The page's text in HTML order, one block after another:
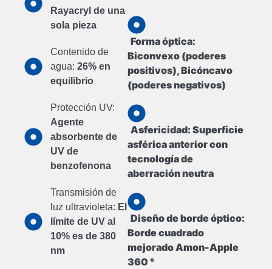
Rayacryl de una
sola pieza
Contenido de
agua: 26% en
equilibrio
Protección UV:
Agente
absorbente de
UV de
benzofenona
Transmisión de
luz ultravioleta: El
límite de UV al
10% es de 380
nm
Forma óptica:
Biconvexo (poderes
positivos), Bicóncavo
(poderes negativos)
Asfericidad:Superficie
asférica anterior con
tecnología de
aberración neutra
Diseño de borde óptico:
Borde cuadrado
mejorado Amon-Apple
360 ​​°